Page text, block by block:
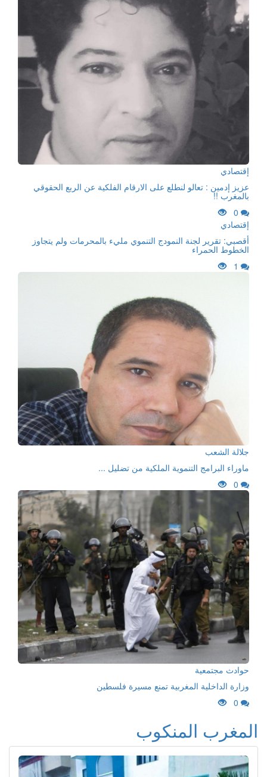
إقتصادي
عزيز إدمين : تعالو لنطلع على الارقام الفلكية عن الربع الحقوقي
بالمغرب !!
0
إقتصادي
أقصبي: تقرير لجنة النمودج التنموي مليء بالمحرمات ولم يتجاوز
الخطوط الحمراء
1
جلالة الشعب
ماوراء البرامج التنموية الملكية من تضليل ...
0
حوادث مجتمعية
وزارة الداخلية المغربية تمنع مسيرة فلسطين
0
المغرب المنكوب